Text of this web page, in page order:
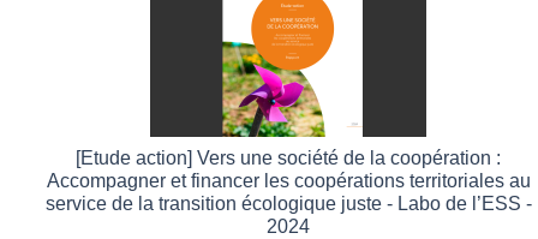
[Etude action] Vers une société de la coopération :
Accompagner et financer les coopérations territoriales au
service de la transition écologique juste - Labo de l’ESS -
2024